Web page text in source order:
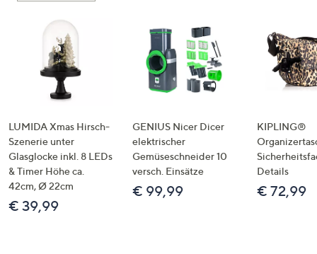
LUMIDA Xmas Hirsch-
Szenerie unter
Glasglocke inkl. 8 LEDs
& Timer Höhe ca.
42cm, Ø 22cm
€ 39,99
GENIUS Nicer Dicer
elektrischer
Gemüseschneider 10
versch. Einsätze
€ 99,99
KIPLING®
Details
€ 72,99